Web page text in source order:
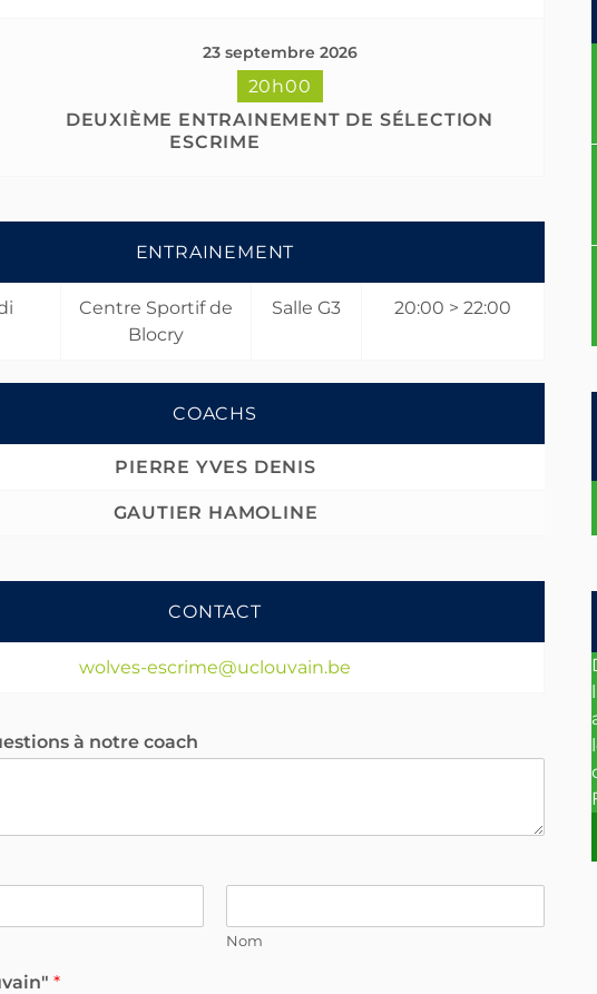
23 septembre 2026
20h00
DEUXIÈME ENTRAINEMENT DE SÉLECTION
ESCRIME
ENTRAINEMENT
Centre Sportif de
Blocry
Salle G3 20:00 > 22:00
COACHS
PIERRE YVES DENIS
GAUTIER HAMOLINE
CONTACT
wolves-escrime@uclouvain.be
à notre coach
Nom
*
l'